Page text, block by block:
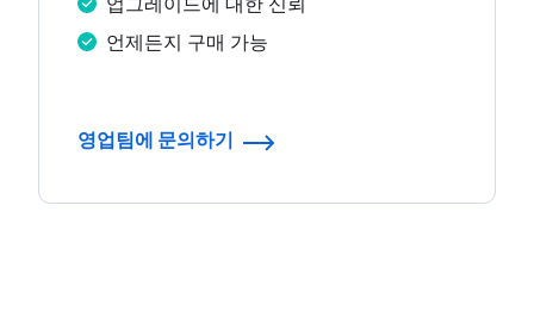
언제든지 구매 가능
영업팀에 문의하기